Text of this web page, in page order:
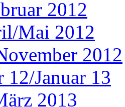
2012
Mai 2012
2012
12/Januar 13
2013